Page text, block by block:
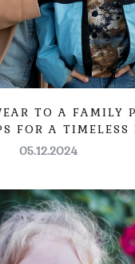
TO A FAMILY
FOR A TIMELESS
05.12.2024